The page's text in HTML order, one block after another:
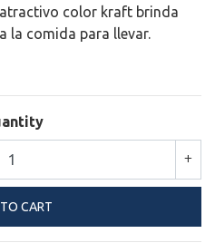
color kraft brinda
la comida para llevar.
+